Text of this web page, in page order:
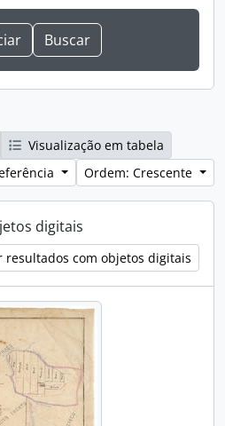
Visualização em tabela
Ordem: Crescente
digitais
resultados com objetos digitais